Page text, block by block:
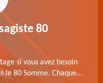
80
le 80 Somme. Chaque